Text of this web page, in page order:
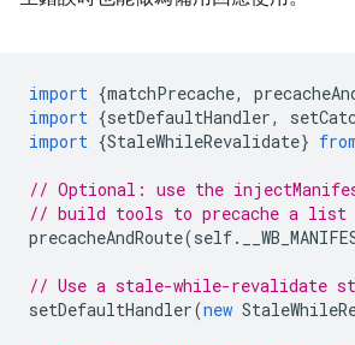
import {matchPrecache,
import {setDefaultHandler,
import {StaleWhileRevalidate}
// Optional: use the
// build tools to precache a list
precacheAndRoute(self.
// Use a stale-while-revalidate
setDefaultHandler(new